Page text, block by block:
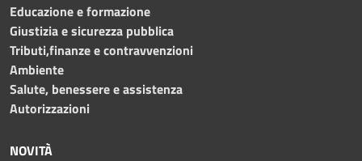
Educazione e formazione
Giustizia e sicurezza pubblica
Tributi,finanze e contravvenzioni
Ambiente
Salute, benessere e assistenza
Autorizzazioni
NOVITÀ